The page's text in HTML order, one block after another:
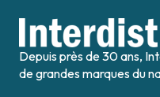
Depuis près de 30 ans,
de grandes marques du